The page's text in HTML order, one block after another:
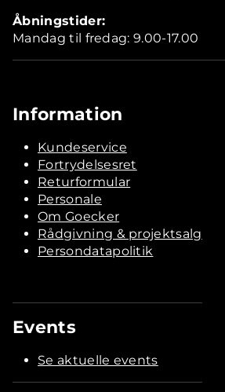
Åbningstider:
Mandag til fredag: 9.00-17.00
Information
Kundeservice
Fortrydelsesret
Returformular
Personale
Om Goecker
Rådgivning & projektsalg
Persondatapolitik
Events
Se aktuelle events